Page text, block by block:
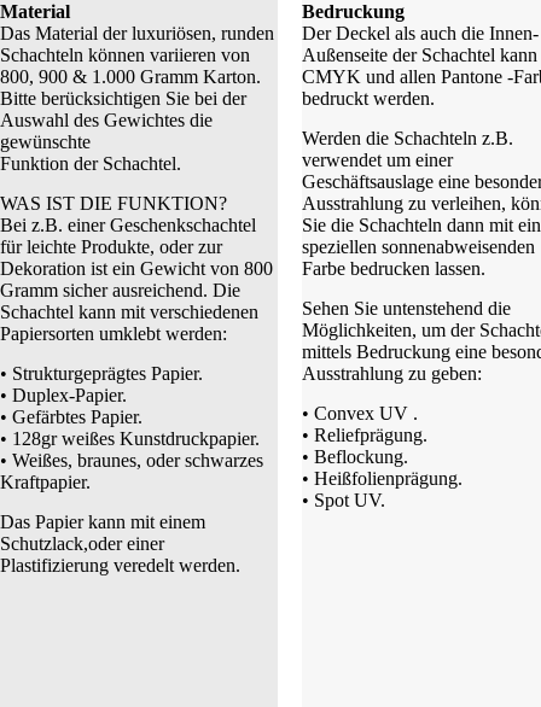
Material
Das Material der luxuriösen, runden
Schachteln können variieren von
800, 900 & 1.000 Gramm Karton.
Bitte berücksichtigen Sie bei der
Auswahl des Gewichtes die
gewünschte
Funktion der Schachtel.
WAS IST DIE FUNKTION?
Bei z.B. einer Geschenkschachtel
für leichte Produkte, oder zur
Dekoration ist ein Gewicht von 800
Gramm sicher ausreichend. Die
Schachtel kann mit verschiedenen
Papiersorten umklebt werden:
• Strukturgeprägtes Papier.
• Duplex-Papier.
• Gefärbtes Papier.
• 128gr weißes Kunstdruckpapier.
• Weißes, braunes, oder schwarzes
Kraftpapier.
Das Papier kann mit einem
Schutzlack,oder einer
Plastifizierung veredelt werden.
Bedruckung
Der Deckel als auch die
Außenseite der Schachtel
CMYK und allen Pantone -
bedruckt werden.
Werden die Schachteln z.B.
verwendet um einer
Geschäftsauslage eine
Ausstrahlung zu verleihen,
Sie die Schachteln dann mit
speziellen sonnenabweisenden
Farbe bedrucken lassen.
Sehen Sie untenstehend die
Möglichkeiten, um der
mittels Bedruckung eine
Ausstrahlung zu geben:
• Convex UV .
• Reliefprägung.
• Beflockung.
• Heißfolienprägung.
• Spot UV.